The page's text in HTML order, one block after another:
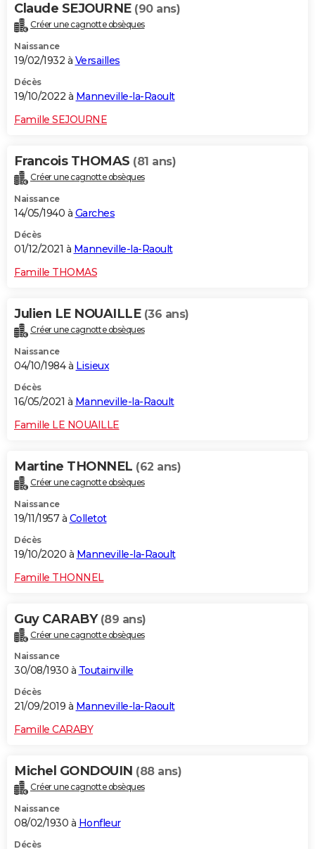
Claude SEJOURNE (90 ans)
Créer une cagnotte obsèques
Naissance
19/02/1932 à Versailles
Décès
19/10/2022 à Manneville-la-Raoult
Famille SEJOURNE
Francois THOMAS (81 ans)
Créer une cagnotte obsèques
Naissance
14/05/1940 à Garches
Décès
01/12/2021 à Manneville-la-Raoult
Famille THOMAS
Julien LE NOUAILLE (36 ans)
Créer une cagnotte obsèques
Naissance
04/10/1984 à Lisieux
Décès
16/05/2021 à Manneville-la-Raoult
Famille LE NOUAILLE
Martine THONNEL (62 ans)
Créer une cagnotte obsèques
Naissance
19/11/1957 à Colletot
Décès
19/10/2020 à Manneville-la-Raoult
Famille THONNEL
Guy CARABY (89 ans)
Créer une cagnotte obsèques
Naissance
30/08/1930 à Toutainville
Décès
21/09/2019 à Manneville-la-Raoult
Famille CARABY
Michel GONDOUIN (88 ans)
Créer une cagnotte obsèques
Naissance
08/02/1930 à Honfleur
Décès